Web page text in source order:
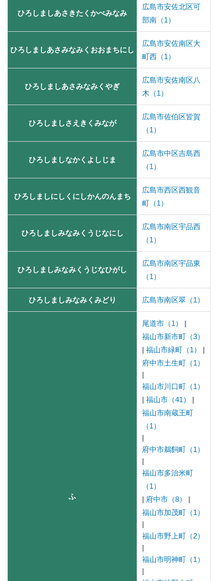
ひろしましあさきたくかべみなみ
広島市安佐北区可
部南（1）
ひろしましあさみなみくおおまちにし
広島市安佐南区大
町西（1）
ひろしましあさみなみくやぎ
広島市安佐南区八
木（1）
ひろしましさえきくみなが
広島市佐伯区皆賀
（1）
ひろしましなかくよしじま
広島市中区吉島西
（1）
ひろしましにしくにしかんのんまち
広島市西区西観音
町（1）
ひろしましみなみくうじなにし
広島市南区宇品西
（1）
ひろしましみなみくうじなひがし
広島市南区宇品東
（1）
ひろしましみなみくみどり 広島市南区翠（1）
ふ
尾道市（1）
|
福山市新市町（3）
|
福山市緑町（1）
|
府中市土生町（1）
|
福山市川口町（1）
|
福山市（41）
|
福山市南蔵王町
（1）
|
府中市鵜飼町（1）
|
福山市多治米町
（1）
|
府中市（8）
|
福山市加茂町（1）
|
福山市野上町（2）
|
福山市明神町（1）
|